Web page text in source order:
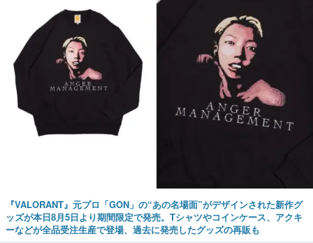
『VALORANT』元プロ「GON」の“あの名場面”がデザインされた新作グ
ッズが本日8月5日より期間限定で発売。Tシャツやコインケース、アクキ
ーなどが全品受注生産で登場、過去に発売したグッズの再販も